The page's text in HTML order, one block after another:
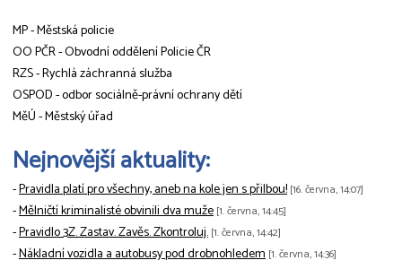
MP - Městská policie
OO PČR - Obvodní oddělení Policie ČR
RZS - Rychlá záchranná služba
OSPOD - odbor sociálně-právní ochrany dětí
MěÚ - Městský úřad
Nejnovější aktuality:
-Pravidla platí pro všechny, aneb na kole jen s přilbou! [16. června, 14:07]
-Mělničtí kriminalisté obvinili dva muže [1. června, 14:45]
-Pravidlo 3Z. Zastav. Zavěs. Zkontroluj. [1. června, 14:42]
-Nákladní vozidla a autobusy pod drobnohledem [1. června, 14:36]